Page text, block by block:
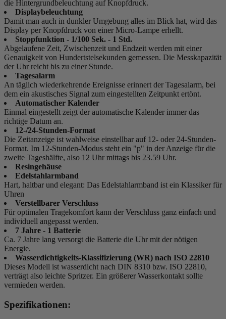
die Hintergrundbeleuchtung auf Knopfdruck.
Displaybeleuchtung
Damit man auch in dunkler Umgebung alles im Blick hat, wird das
Display per Knopfdruck von einer Micro-Lampe erhellt.
Stoppfunktion - 1/100 Sek. - 1 Std.
Abgelaufene Zeit, Zwischenzeit und Endzeit werden mit einer
Genauigkeit von Hundertstelsekunden gemessen. Die Messkapazität
der Uhr reicht bis zu einer Stunde.
Tagesalarm
An täglich wiederkehrende Ereignisse erinnert der Tagesalarm, bei
dem ein akustisches Signal zum eingestellten Zeitpunkt ertönt.
Automatischer Kalender
Einmal eingestellt zeigt der automatische Kalender immer das
richtige Datum an.
12-/24-Stunden-Format
Die Zeitanzeige ist wahlweise einstellbar auf 12- oder 24-Stunden-
Format. Im 12-Stunden-Modus steht ein "p" in der Anzeige für die
zweite Tageshälfte, also 12 Uhr mittags bis 23.59 Uhr.
Resingehäuse
Edelstahlarmband
Hart, haltbar und elegant: Das Edelstahlarmband ist ein Klassiker für
Uhren
Verstellbarer Verschluss
Für optimalen Tragekomfort kann der Verschluss ganz einfach und
individuell angepasst werden.
7 Jahre - 1 Batterie
Ca. 7 Jahre lang versorgt die Batterie die Uhr mit der nötigen
Energie.
Wasserdichtigkeits-Klassifizierung (WR) nach ISO 22810
Dieses Modell ist wasserdicht nach DIN 8310 bzw. ISO 22810,
verträgt also leichte Spritzer. Ein größerer Wasserkontakt sollte
vermieden werden.
Spezifikationen: